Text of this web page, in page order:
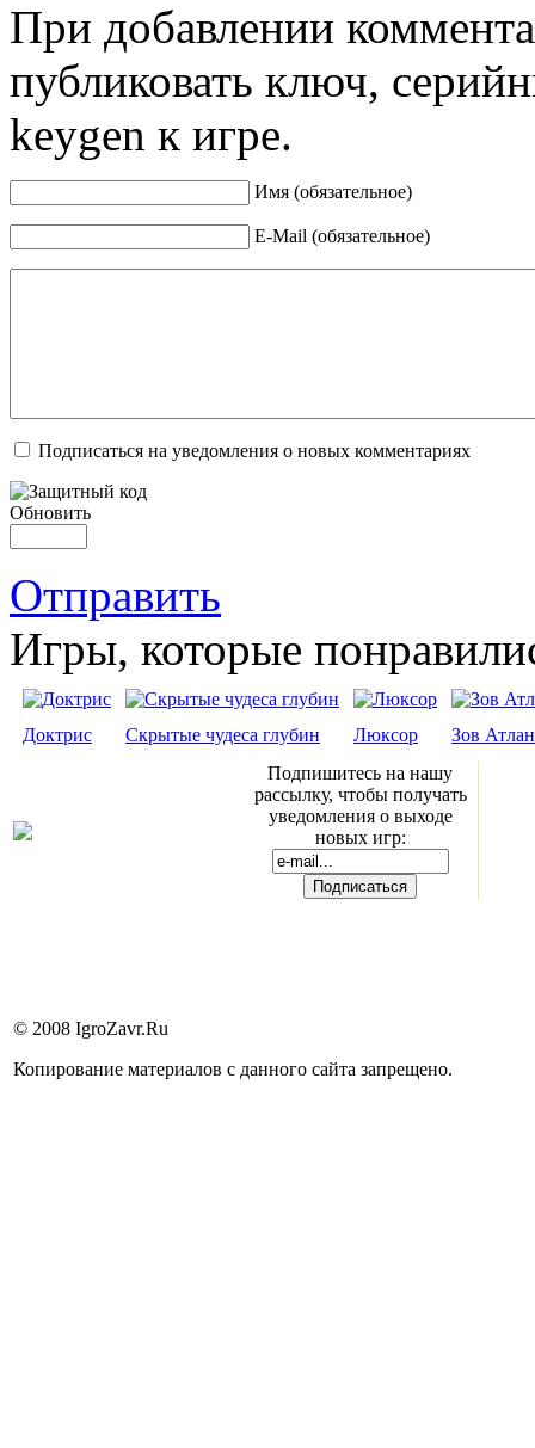
При добавлении
публиковать ключ,
keygen к игре.
Имя (обязательное)
E-Mail (обязательное)
Подписаться на уведомления о новых комментариях
Обновить
Отправить
Игры, которые
Доктрис Скрытые чудеса глубин Люксор
Зов
Подпишитесь на нашу
рассылку, чтобы получать
уведомления о выходе
новых игр:
© 2008 IgroZavr.Ru
Копирование материалов с данного сайта запрещено.